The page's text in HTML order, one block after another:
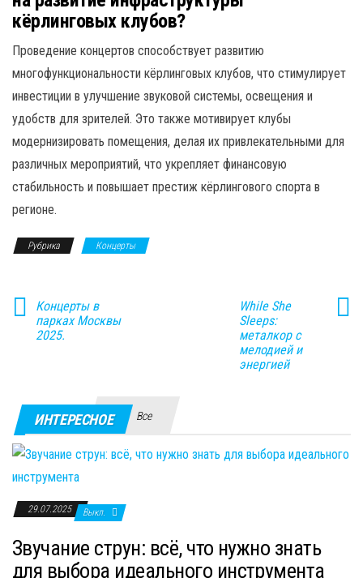
кёрлинговых клубов?
Проведение концертов способствует развитию
многофункциональности кёрлинговых клубов, что стимулирует
инвестиции в улучшение звуковой системы, освещения и
удобств для зрителей. Это также мотивирует клубы
модернизировать помещения, делая их привлекательными для
различных мероприятий, что укрепляет финансовую
стабильность и повышает престиж кёрлингового спорта в
регионе.
Рубрика Концерты
Концерты в
парках Москвы
2025.
While She
Sleeps:
металкор с
мелодией и
энергией
ИНТЕРЕСНОЕ Все
29.07.2025 Выкл.
Звучание струн: всё, что нужно знать
для выбора идеального инструмента